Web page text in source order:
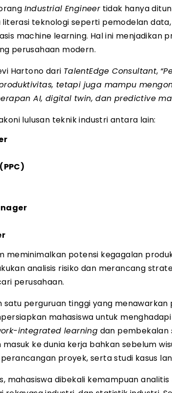
Industrial Engineertidak hanya
teknologi seperti pemodelan
machine learning. Hal ini menjadikan
perusahaan modern.
Hartono dari TalentEdge Consultant,
tetapi juga mampu
AI, digital twin, dan predictive
lulusan teknik industri antara lain:
meminimalkan potensi kegagalan
analisis risiko dan merancang
perusahaan.
satu perguruan tinggi yang
mahasiswa untuk
integrated learning dan pembekalan
ke dunia kerja bahkan sebelum
proyek, serta studi kasus
mahasiswa dibekali kemampuan